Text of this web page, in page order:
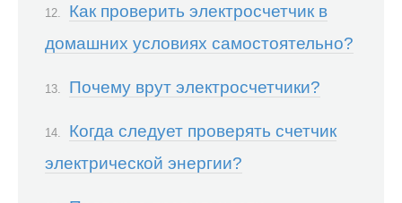
Как проверить электросчетчик в
домашних условиях самостоятельно?
Почему врут электросчетчики?
Когда следует проверять счетчик
электрической энергии?